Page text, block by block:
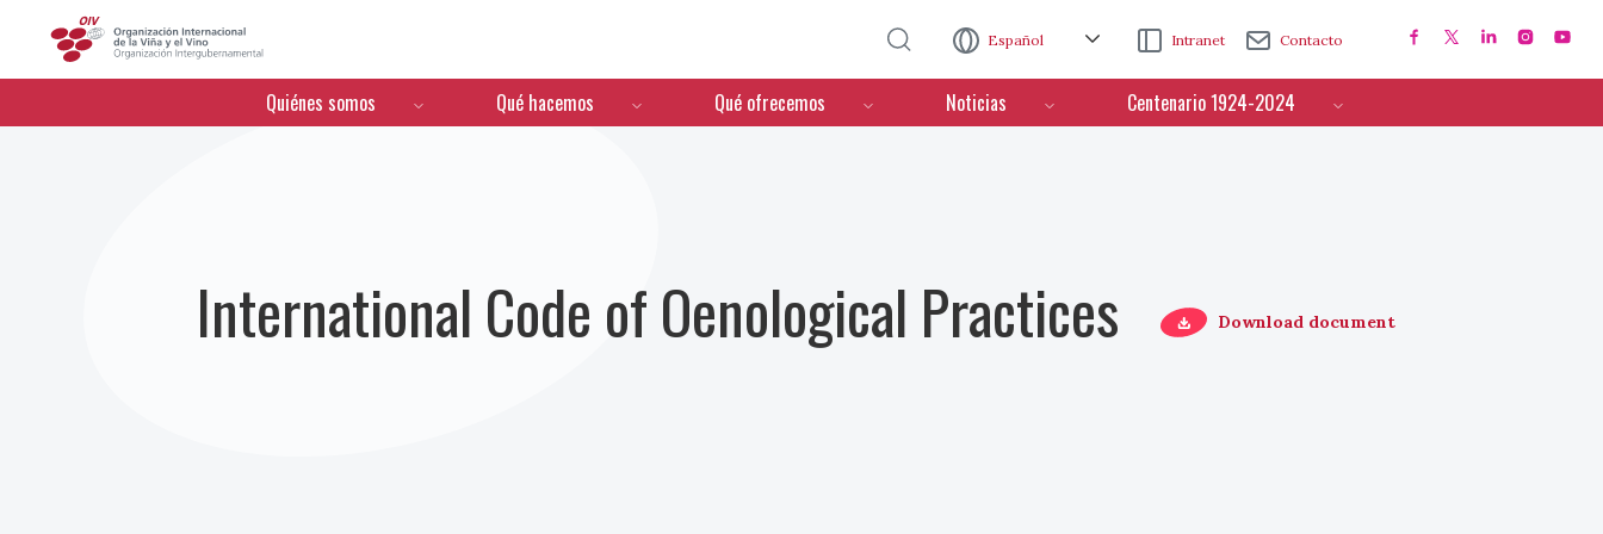
Español Intranet Contacto
Menú de navegación
Quiénes somos Qué hacemos Qué ofrecemos Noticias Centenario 1924-2024
International Code of Oenological Practices Download document